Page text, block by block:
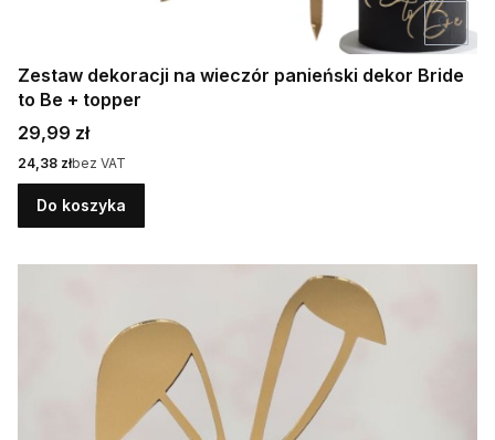
Zestaw dekoracji na wieczór panieński dekor Bride
to Be + topper
Cena
29,99 zł
Cena
24,38 złbez VAT
Do koszyka